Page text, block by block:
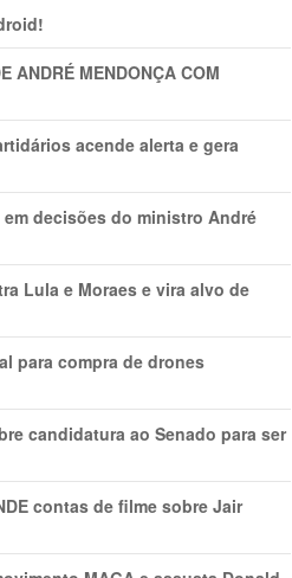
ANDRÉ MENDONÇA COM
acende alerta e gera
decisões do ministro André
Lula e Moraes e vira alvo de
para compra de drones
candidatura ao Senado para ser
contas de filme sobre Jair